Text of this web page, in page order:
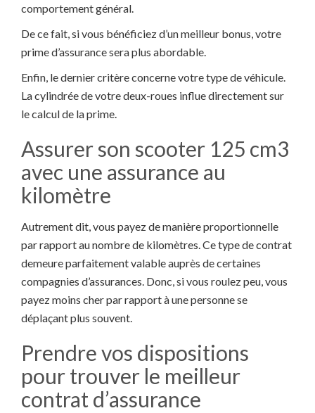
comportement général.
De ce fait, si vous bénéficiez d’un meilleur bonus, votre
prime d’assurance sera plus abordable.
Enfin, le dernier critère concerne votre type de véhicule.
La cylindrée de votre deux-roues influe directement sur
le calcul de la prime.
Assurer son scooter 125 cm3
avec une assurance au
kilomètre
Autrement dit, vous payez de manière proportionnelle
par rapport au nombre de kilomètres. Ce type de contrat
demeure parfaitement valable auprès de certaines
compagnies d’assurances. Donc, si vous roulez peu, vous
payez moins cher par rapport à une personne se
déplaçant plus souvent.
Prendre vos dispositions
pour trouver le meilleur
contrat d’assurance